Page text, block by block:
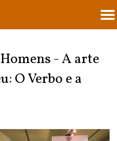
- A arte
O Verbo e a